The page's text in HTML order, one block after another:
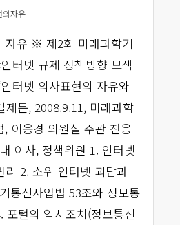
의자유
자유 ※ 제2회 미래과학기
터넷 규제 정책방향 모색
터넷 의사표현의 자유와
제문, 2008.9.11, 미래과학
, 이용경 의원실 주관 전응
이사, 정책위원 1. 인터넷
리 2. 소위 인터넷 괴담과
통신사업법 53조와 정보통
포털의 임시조치(정보통신